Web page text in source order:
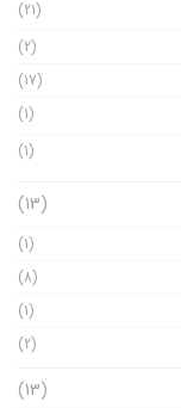
(21)
(2)
(17)
(1)
(1)
(13)
(1)
(8)
(1)
(2)
(13)